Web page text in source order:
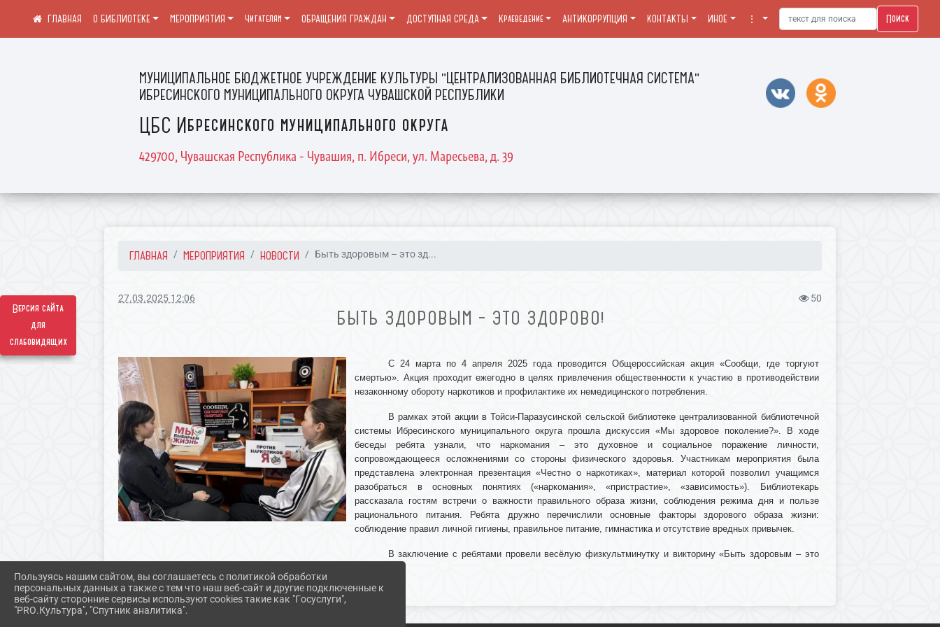
Версия сайта
для
слабовидящих
МУНИЦИПАЛЬНОЕ БЮДЖЕТНОЕ УЧРЕЖДЕНИЕ КУЛЬТУРЫ "ЦЕНТРАЛИЗОВАННАЯ БИБЛИОТЕЧНАЯ СИСТЕМА"
ИБРЕСИНСКОГО МУНИЦИПАЛЬНОГО ОКРУГА ЧУВАШСКОЙ РЕСПУБЛИКИ
ЦБС Ибресинского муниципального округа
429700, Чувашская Республика - Чувашия, п. Ибреси, ул. Маресьева, д. 39
О БИБЛИОТЕКЕ МЕРОПРИЯТИЯ Читателям ОБРАЩЕНИЯ ГРАЖДАН ДОСТУПНАЯ СРЕДА Краеведение АНТИКОРРУПЦИЯ КОНТАКТЫ ИНОЕ ⋮ Поиск
ГЛАВНАЯ МЕРОПРИЯТИЯ НОВОСТИ Быть здоровым – это зд...
27.03.2025 12:06 50
БЫТЬ ЗДОРОВЫМ – ЭТО ЗДОРОВО!
С 24 марта по 4 апреля 2025 года проводится Общероссийская акция «Сообщи, где торгуют
смертью». Акция проходит ежегодно в целях привлечения общественности к участию в противодействии
незаконному обороту наркотиков и профилактике их немедицинского потребления.
В рамках этой акции в Тойси-Паразусинской сельской библиотеке централизованной библиотечной
системы Ибресинского муниципального округа прошла дискуссия «Мы здоровое поколение?». В ходе
беседы ребята узнали, что наркомания – это духовное и социальное поражение личности,
сопровождающееся осложнениями со стороны физического здоровья. Участникам мероприятия была
представлена электронная презентация «Честно о наркотиках», материал которой позволил учащимся
разобраться в основных понятиях («наркомания», «пристрастие», «зависимость»). Библиотекарь
рассказала гостям встречи о важности правильного образа жизни, соблюдения режима дня и пользе
рационального питания. Ребята дружно перечислили основные факторы здорового образа жизни:
соблюдение правил личной гигиены, правильное питание, гимнастика и отсутствие вредных привычек.
В заключение с ребятами провели весёлую физкультминутку и викторину «Быть здоровым – это
Пользуясь нашим сайтом, вы соглашаетесь с политикой обработки
персональных данных а также с тем что наш веб-сайт и другие подключенные к
веб-сайту сторонние сервисы используют cookies такие как "Госуслуги",
"PRO.Культура", "Спутник аналитика".